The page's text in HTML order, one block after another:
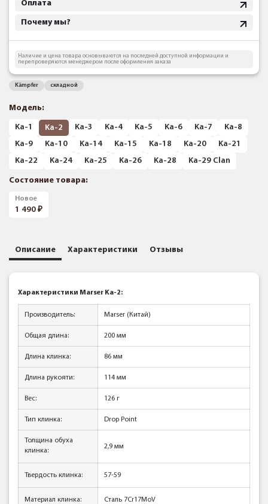
Оплата
Почему мы?
Наличие и цена товара основываются на последней доступной информации и
перепроверяются менеджером после оформления заказа
Kämpfer складной
Модель:
Ka-1 Ka-2 Ka-3 Ka-4 Ka-5 Ka-6 Ka-7
Ka-8
Ka-9
Ka-10 Ka-14 Ka-15 Ka-18 Ka-20
Ka-21
Ka-22
Ka-24 Ka-25 Ka-26 Ka-28 Ka-29 Clan
Состояние товара:
Новое
1 490
Описание Характеристики Отзывы
Характеристики Marser Ka-2:
Производитель: Marser (Китай)
Общая длина: 200 мм
Длина клинка: 86 мм
Длина рукояти: 114 мм
Вес: 126 г
Тип клинка: Drop Point
Толщина обуха
клинка:
2,9 мм
Твердость клинка: 57-59
Материал клинка: Сталь 7Cr17MoV